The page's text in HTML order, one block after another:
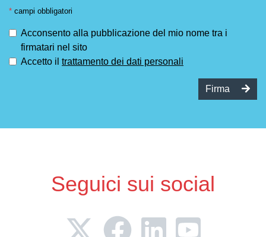
* campi obbligatori
Acconsento alla pubblicazione del mio nome tra i
firmatari nel sito
Accetto il trattamento dei dati personali
Firma
Seguici sui social